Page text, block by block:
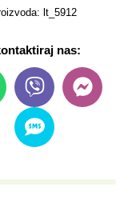
lt_5912
nas: